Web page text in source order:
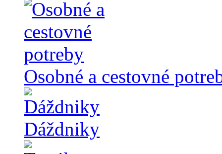
Osobné a cestovné
Dáždniky